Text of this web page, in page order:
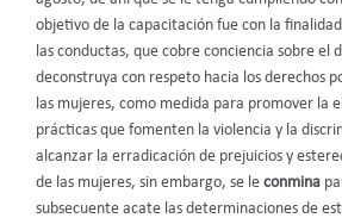
objetivo de la capacitación fue con la
las conductas, que cobre conciencia sobre el
deconstruya con respeto hacia los derechos
las mujeres, como medida para promover la
prácticas que fomenten la violencia y la
alcanzar la erradicación de prejuicios y
de las mujeres, sin embargo, se le conmina
subsecuente acate las determinaciones de